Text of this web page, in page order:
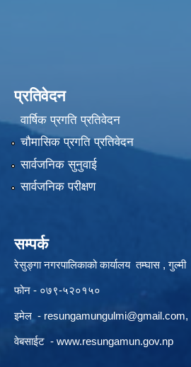
प्रतिवेदन
वार्षिक प्रगति प्रतिवेदन
चौमासिक प्रगति प्रतिवेदन
सार्वजनिक सुनुवाई
सार्वजनिक परीक्षण
सम्पर्क
रेसुङ्गा नगरपालिकाको कार्यालय तम्घास , गुल्मी
फोन - ०७९-५२०१५०
इमेल - resungamungulmi@gmail.com,
वेबसाईट - www.resungamun.gov.np